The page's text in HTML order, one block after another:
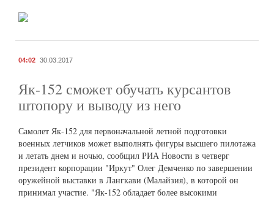
04:02 30.03.2017
Як-152 сможет обучать курсантов
штопору и выводу из него
Самолет Як-152 для первоначальной летной подготовки
военных летчиков может выполнять фигуры высшего пилотажа
и летать днем и ночью, сообщил РИА Новости в четверг
президент корпорации "Иркут" Олег Демченко по завершении
оружейной выставки в Лангкави (Малайзия), в которой он
принимал участие. "Як-152 обладает более высокими